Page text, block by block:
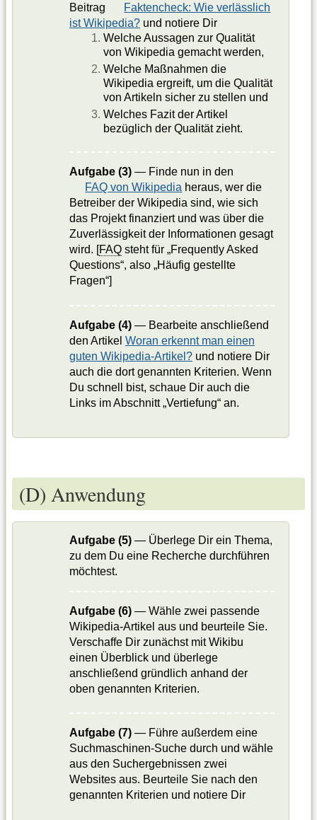
Beitrag
Faktencheck: Wie verlässlich
ist Wikipedia? und notiere Dir
Welche Aussagen zur Qualität
von Wikipedia gemacht werden,
Welche Maßnahmen die
Wikipedia ergreift, um die Qualität
von Artikeln sicher zu stellen und
Welches Fazit der Artikel
bezüglich der Qualität zieht.
Aufgabe (3) — Finde nun in den
FAQ von Wikipedia heraus, wer die
Betreiber der Wikipedia sind, wie sich
das Projekt finanziert und was über die
Zuverlässigkeit der Informationen gesagt
wird. [FAQ steht für „Frequently Asked
Questions“, also „Häufig gestellte
Fragen“]
Aufgabe (4) — Bearbeite anschließend
den Artikel Woran erkennt man einen
guten Wikipedia-Artikel? und notiere Dir
auch die dort genannten Kriterien. Wenn
Du schnell bist, schaue Dir auch die
Links im Abschnitt „Vertiefung“ an.
(D) Anwendung
Aufgabe (5) — Überlege Dir ein Thema,
zu dem Du eine Recherche durchführen
möchtest.
Aufgabe (6) — Wähle zwei passende
Wikipedia-Artikel aus und beurteile Sie.
Verschaffe Dir zunächst mit Wikibu
einen Überblick und überlege
anschließend gründlich anhand der
oben genannten Kriterien.
Aufgabe (7) — Führe außerdem eine
Suchmaschinen-Suche durch und wähle
aus den Suchergebnissen zwei
Websites aus. Beurteile Sie nach den
genannten Kriterien und notiere Dir